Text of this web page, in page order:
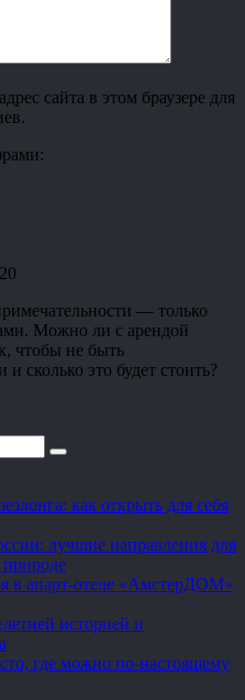
сайта в этом браузере для
— только
Можно ли с арендой
чтобы не быть
сколько это будет стоить?
как открыть для себя
лучшие направления для
природе
в апарт-отеле «АмстерДОМ»
историей и
где можно по-настоящему